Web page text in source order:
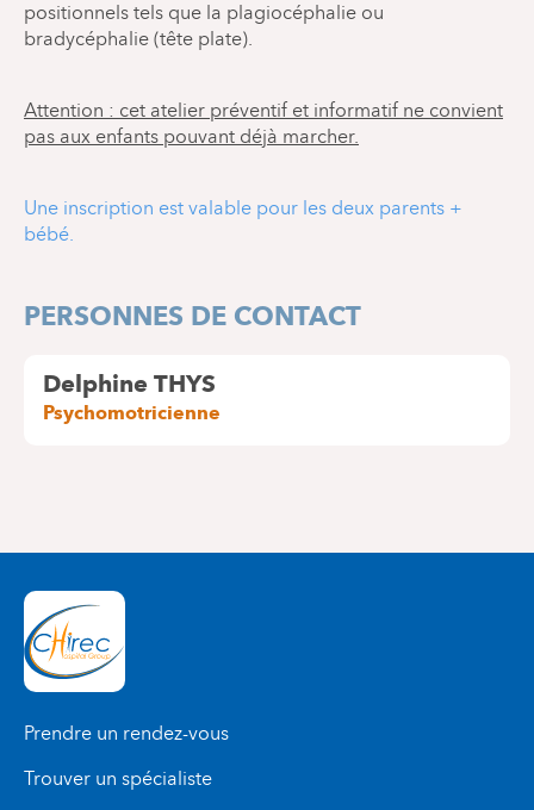
positionnels tels que la plagiocéphalie ou
bradycéphalie (tête plate).
Attention : cet atelier préventif et informatif ne convient
pas aux enfants pouvant déjà marcher.
Une inscription est valable pour les deux parents +
bébé.
PERSONNES DE CONTACT
Delphine THYS
Psychomotricienne
Prendre un rendez-vous
Trouver un spécialiste